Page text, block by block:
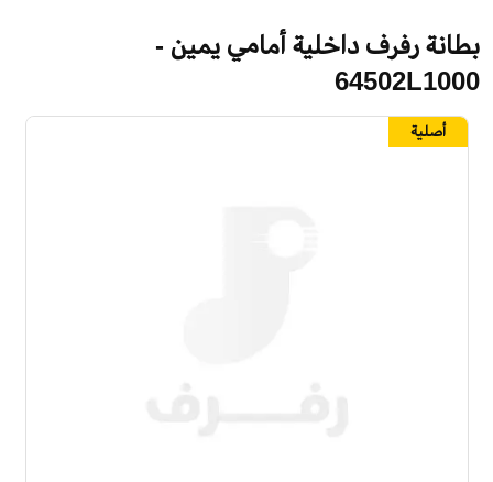
بطانة رفرف داخلية أمامي يمين -
64502L1000
أصلية